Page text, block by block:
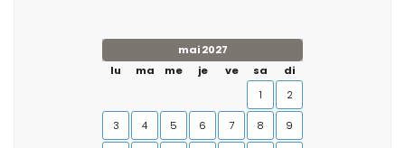
mai 2027
lu
ma me je ve sa
di
1
2
3 4 5 6 7 8 9